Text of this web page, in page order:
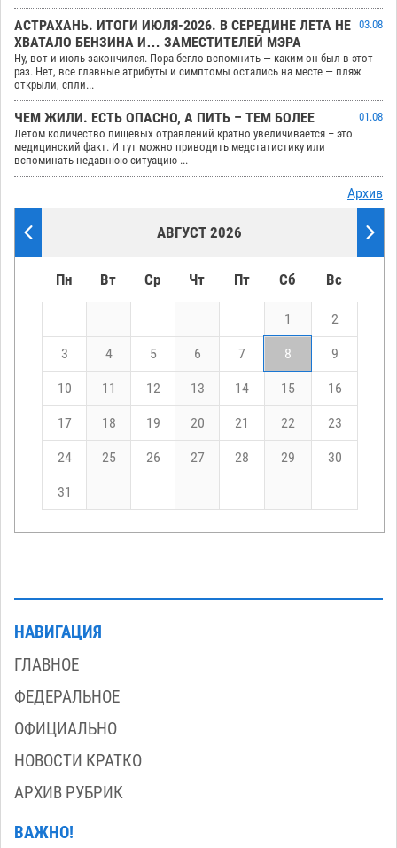
АСТРАХАНЬ. ИТОГИ ИЮЛЯ-2026. В СЕРЕДИНЕ ЛЕТА НЕ
ХВАТАЛО БЕНЗИНА И… ЗАМЕСТИТЕЛЕЙ МЭРА
03.08
Ну, вот и июль закончился. Пора бегло вспомнить — каким он был в этот
раз. Нет, все главные атрибуты и симптомы остались на месте — пляж
открыли, спли...
ЧЕМ ЖИЛИ. ЕСТЬ ОПАСНО, А ПИТЬ – ТЕМ БОЛЕЕ
01.08
Летом количество пищевых отравлений кратно увеличивается – это
медицинский факт. И тут можно приводить медстатистику или
вспоминать недавнюю ситуацию ...
Архив
АВГУСТ 2026
Пн Вт Ср Чт Пт Сб Вс
1 2
3 4 5 6 7 8 9
10 11 12 13 14 15 16
17 18 19 20 21 22 23
24 25 26 27 28 29 30
31
НАВИГАЦИЯ
ГЛАВНОЕ
ФЕДЕРАЛЬНОЕ
ОФИЦИАЛЬНО
НОВОСТИ КРАТКО
АРХИВ РУБРИК
ВАЖНО!